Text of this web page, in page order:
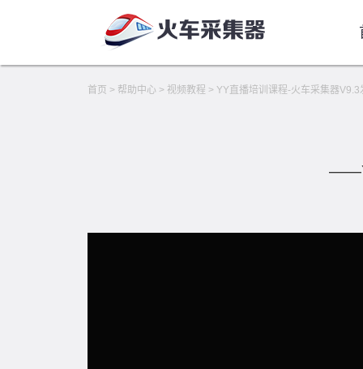
首页 > 帮助中心 > 视频教程 > YY直播培训课程-火车采集器